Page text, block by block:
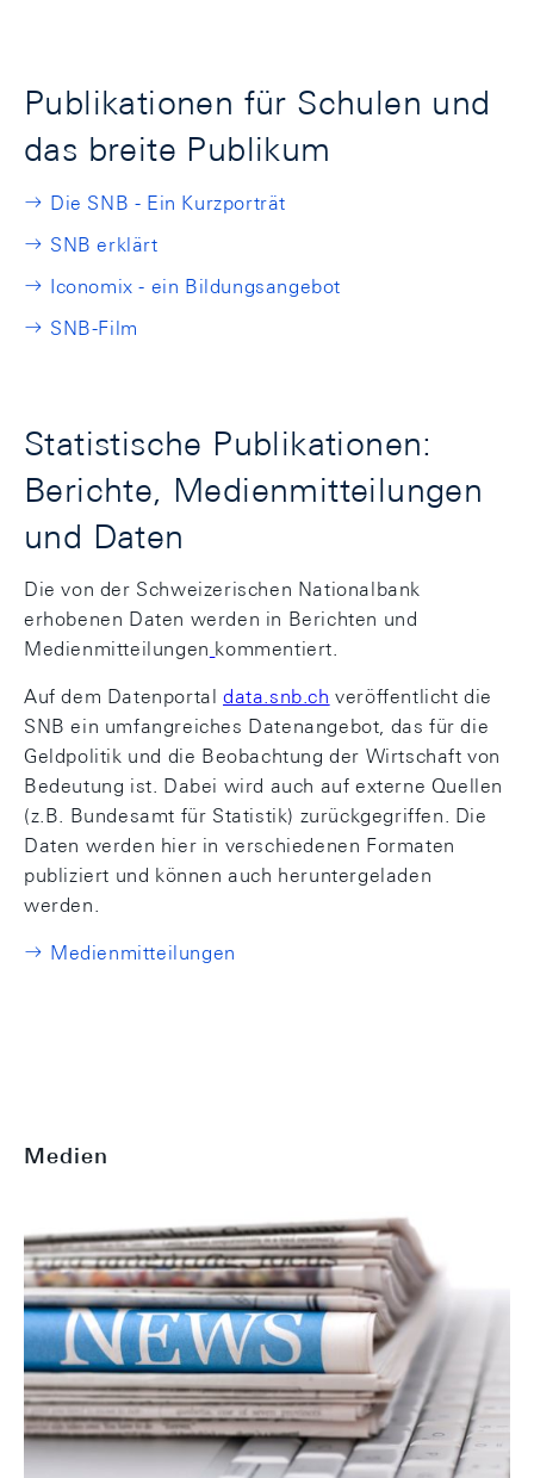
Publikationen für Schulen und
das breite Publikum
Die SNB - Ein Kurzporträt
SNB erklärt
Iconomix - ein Bildungsangebot
SNB-Film
Statistische Publikationen:
Berichte, Medienmitteilungen
und Daten
Die von der Schweizerischen Nationalbank
erhobenen Daten werden in Berichten und
Medienmitteilungen kommentiert.
Auf dem Datenportaldata.snb.ch veröffentlicht die
SNB ein umfangreiches Datenangebot, das für die
Geldpolitik und die Beobachtung der Wirtschaft von
Bedeutung ist. Dabei wird auch auf externe Quellen
(z.B. Bundesamt für Statistik) zurückgegriffen. Die
Daten werden hier in verschiedenen Formaten
publiziert und können auch heruntergeladen
werden.
Medienmitteilungen
Medien